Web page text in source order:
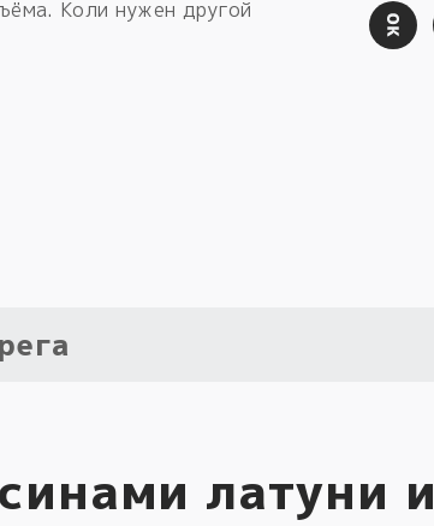
Коли нужен другой
латуни и